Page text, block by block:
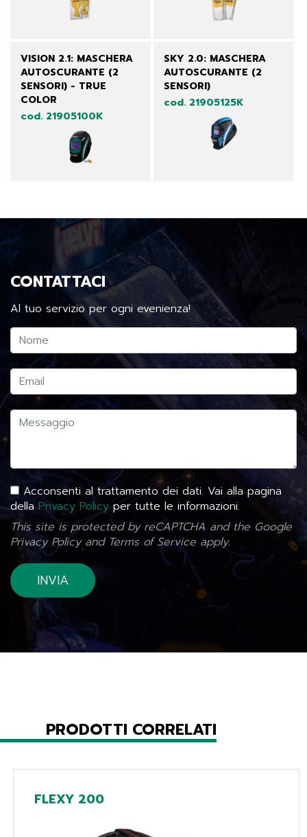
VISION 2.1: MASCHERA
AUTOSCURANTE (2
SENSORI) - TRUE
COLOR
cod. 21905100K
SKY 2.0: MASCHERA
AUTOSCURANTE (2
SENSORI)
cod. 21905125K
CONTATTACI
Al tuo servizio per ogni evenienza!
Acconsenti al trattamento dei dati. Vai alla pagina
dellaPrivacy Policyper tutte le informazioni.
This site is protected by reCAPTCHA and the Google
Privacy Policyand Terms of Service apply.
PRODOTTI CORRELATI
FLEXY 200